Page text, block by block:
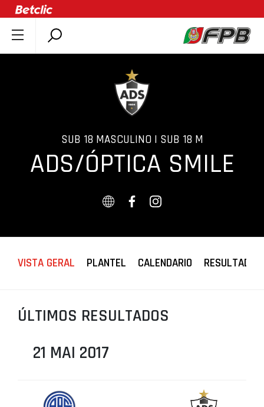
SOBRE A FPB
ASSOCIAÇÕES
CLUBES
MINIBASQUETE
ÁREA TÉCNICA
LIGA BETCLIC MASCULINA
LIGA BETCLIC FEMININA
SUB 18 MASCULINO | SUB 18 M
ADS/ÓPTICA SMILE
VISTA GERAL PLANTEL CALENDARIO RESULTADOS
ÚLTIMOS RESULTADOS
21 MAI 2017